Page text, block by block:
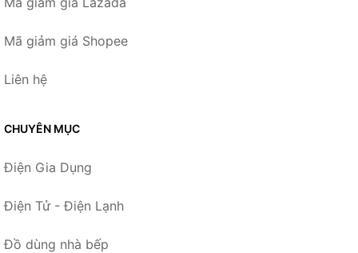
Mã giảm giá Shopee
Liên hệ
CHUYÊN MỤC
Điện Gia Dụng
Điện Tử - Điện Lạnh
Đồ dùng nhà bếp